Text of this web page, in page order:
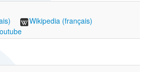
Wikipedia (français)